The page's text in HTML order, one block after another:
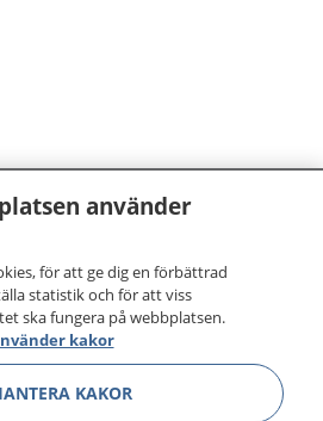
din hälsa och vård
om hälsa och information om
du kan kontakta.
journal och göra dina
1177 för
runt.
använder
för att ge dig en förbättrad
statistik och för att viss
ska fungera på webbplatsen.
kakor
KAKOR